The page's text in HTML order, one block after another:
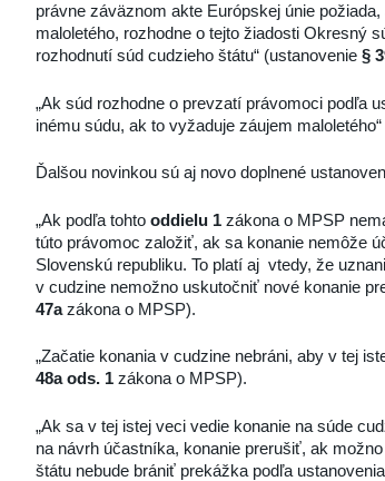
právne záväznom akte Európskej únie
maloletého, rozhodne o tejto žiadosti Okresný
rozhodnutí súd cudzieho štátu“ (ustanovenie §
„Ak súd rozhodne o prevzatí právomoci podľa
inému súdu, ak to vyžaduje záujem
Ďalšou novinkou sú aj novo doplnené
„Ak podľa tohto oddielu 1 zákona o MPSP
túto právomoc založiť, ak sa konanie nemôže
Slovenskú republiku. To platí aj vtedy, že
v cudzine nemožno uskutočniť nové konanie
47azákona o MPSP).
„Začatie konania v cudzine nebráni, aby v tej
48a ods. 1 zákona o MPSP).
„Ak sa v tej istej veci vedie konanie na súde
na návrh účastníka, konanie prerušiť, ak
štátu nebude brániť prekážka podľa ustanovenia